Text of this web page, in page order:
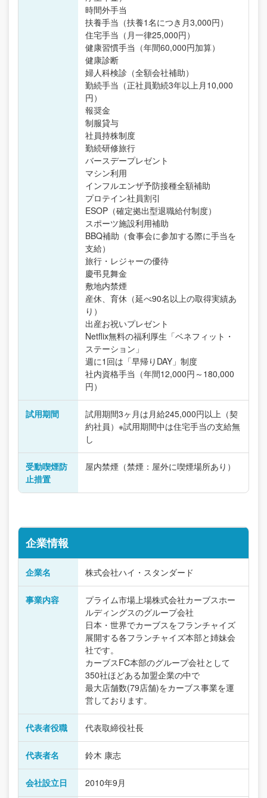
時間外手当
扶養手当（扶養1名につき月3,000円）
住宅手当（月一律25,000円）
健康習慣手当（年間60,000円加算）
健康診断
婦人科検診（全額会社補助）
勤続手当（正社員勤続3年以上月10,000
円）
報奨金
制服貸与
社員持株制度
勤続研修旅行
バースデープレゼント
マシン利用
インフルエンザ予防接種全額補助
プロテイン社員割引
ESOP（確定拠出型退職給付制度）
スポーツ施設利用補助
BBQ補助（食事会に参加する際に手当を
支給）
旅行・レジャーの優待
慶弔見舞金
敷地内禁煙
産休、育休（延べ90名以上の取得実績あ
り）
出産お祝いプレゼント
Netflix無料の福利厚生「ベネフィット・
ステーション」
週に1回は「早帰りDAY」制度
社内資格手当（年間12,000円～180,000
円）
試用期間
試用期間3ヶ月は月給245,000円以上（契
約社員）※試用期間中は住宅手当の支給無
し
受動喫煙防
止措置
屋内禁煙（禁煙：屋外に喫煙場所あり）
企業情報
企業名 株式会社ハイ・スタンダード
事業内容
プライム市場上場株式会社カーブスホー
ルディングスのグループ会社
日本・世界でカーブスをフランチャイズ
展開する各フランチャイズ本部と姉妹会
社です。
カーブスFC本部のグループ会社として
350社ほどある加盟企業の中で
最大店舗数(79店舗)をカーブス事業を運
営しております。
代表者役職 代表取締役社長
代表者名 鈴木 康志
会社設立日 2010年9月